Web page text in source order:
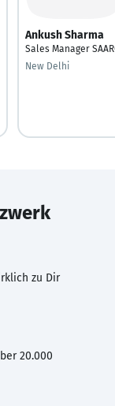
Ankush Sharma
Sales Manager
New Delhi
zu Dir
20.000